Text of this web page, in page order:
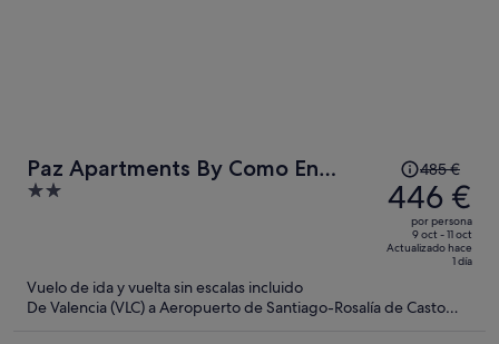
Paz Apartments By Como En
Casa
2
precio
era
485 €,
es
485 €
446 €
por persona
9 oct - 11 oct
Actualizado hace
1 día
Vuelo de ida y vuelta sin escalas incluido
De Valencia (VLC) a Aeropuerto de Santiago-Rosalía de Casto